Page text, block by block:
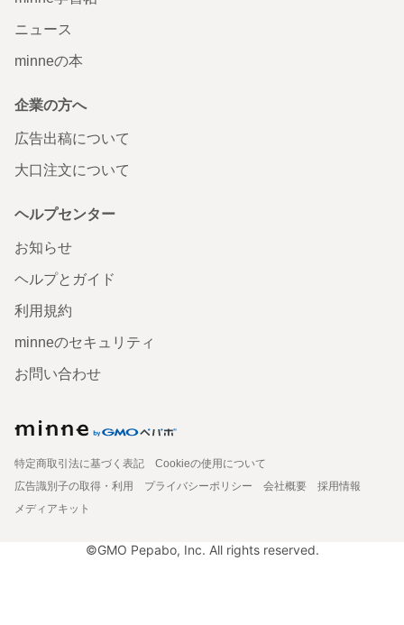
ニュース
minneの本
企業の方へ
広告出稿について
大口注文について
ヘルプセンター
お知らせ
ヘルプとガイド
利用規約
minneのセキュリティ
お問い合わせ
特定商取引法に基づく表記
Cookieの使用について
広告識別子の取得・利用
プライバシーポリシー 会社概要
採用情報
メディアキット
©GMO Pepabo, Inc. All rights reserved.